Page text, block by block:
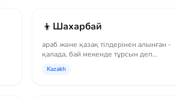
👦 Шахарбай
араб және қазақ тілдерінен алынған -
қалада, бай мекенде тұрсын деп
Kazakh